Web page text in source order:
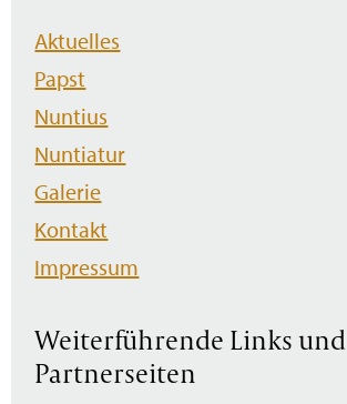
Navigation
überspringen
Aktuelles
Papst
Nuntius
Nuntiatur
Galerie
Kontakt
Impressum
Weiterführende Links und
Partnerseiten